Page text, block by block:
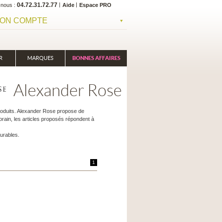
04.72.31.72.77 Aide Espace PRO
COMPTE
MARQUES BONNES AFFAIRES
Alexander Rose
Alexander Rose propose de
les articles proposés répondent à
1